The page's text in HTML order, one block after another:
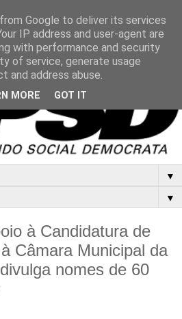
▼
▼
à Candidatura de
Câmara Municipal da
nomes de 60
Google to deliver its services
IP address and user-agent are
with performance and security
of service, generate usage
and address abuse.
MORE GOT IT